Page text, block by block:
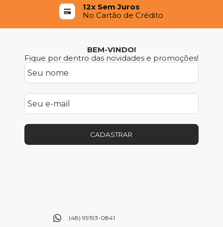
12x Sem Juros
No Cartão de Crédito
BEM-VINDO!
Fique por dentro das novidades e promoções!
CADASTRAR
(48) 99193-0841